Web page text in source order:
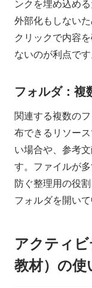
ンクを埋め込め
外部化もしない
クリックで内容
ないのが利点です
フォルダ：複
関連する複数の
布できるリソー
い場合や、参考
す。ファイルが
防ぐ整理用の役
フォルダを開い
アクティ
教材）の使